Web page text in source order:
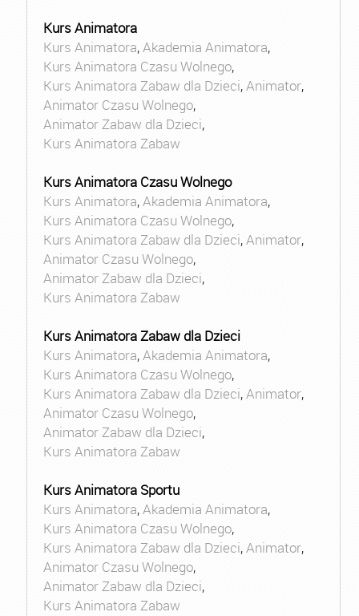
Kurs Animatora
Kurs Animatora,Akademia Animatora,
Kurs Animatora Czasu Wolnego,
Kurs Animatora Zabaw dla Dzieci,Animator,
Animator Czasu Wolnego,
Animator Zabaw dla Dzieci,
Kurs Animatora Zabaw
Kurs Animatora Czasu Wolnego
Kurs Animatora,Akademia Animatora,
Kurs Animatora Czasu Wolnego,
Kurs Animatora Zabaw dla Dzieci,Animator,
Animator Czasu Wolnego,
Animator Zabaw dla Dzieci,
Kurs Animatora Zabaw
Kurs Animatora Zabaw dla Dzieci
Kurs Animatora,Akademia Animatora,
Kurs Animatora Czasu Wolnego,
Kurs Animatora Zabaw dla Dzieci,Animator,
Animator Czasu Wolnego,
Animator Zabaw dla Dzieci,
Kurs Animatora Zabaw
Kurs Animatora Sportu
Kurs Animatora,Akademia Animatora,
Kurs Animatora Czasu Wolnego,
Kurs Animatora Zabaw dla Dzieci,Animator,
Animator Czasu Wolnego,
Animator Zabaw dla Dzieci,
Kurs Animatora Zabaw